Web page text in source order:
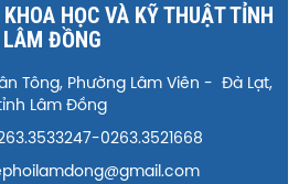
HỌC VÀ KỸ THUẬT TỈNH
LÂM ĐỒNG
Tông, Phường Lâm Viên - Đà Lạt,
Lâm Đồng
0263.3521668